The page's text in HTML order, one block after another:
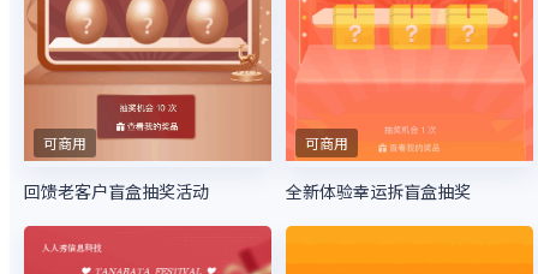
可商用
回馈老客户盲盒抽奖活动
可商用
全新体验幸运拆盲盒抽奖